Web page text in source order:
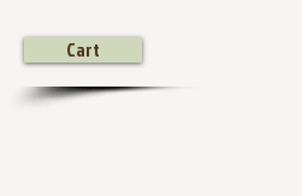
Cart